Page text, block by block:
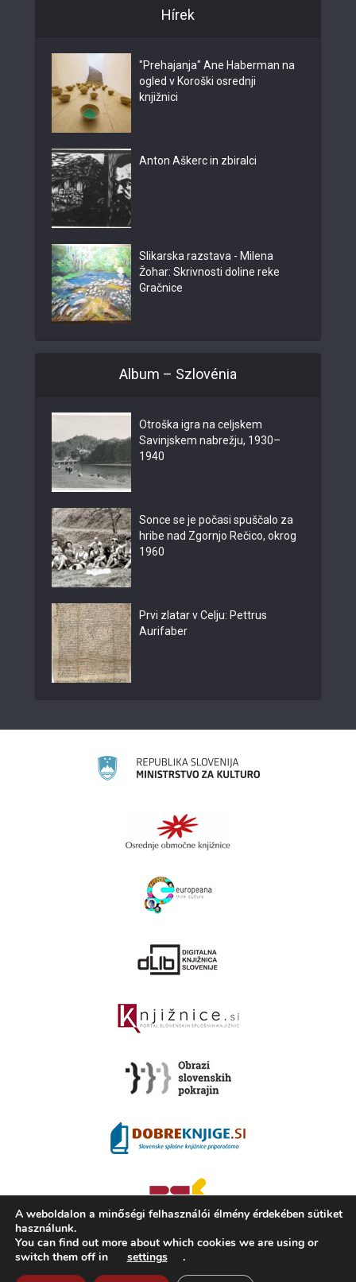
Hírek
"Prehajanja" Ane Haberman na
ogled v Koroški osrednji
knjižnici
Anton Aškerc in zbiralci
Slikarska razstava - Milena
Žohar: Skrivnosti doline reke
Gračnice
Album – Szlovénia
Otroška igra na celjskem
Savinjskem nabrežju, 1930–
1940
Sonce se je počasi spuščalo za
hribe nad Zgornjo Rečico, okrog
1960
Prvi zlatar v Celju: Pettrus
Aurifaber
2008 - 2026 ©KAMRA, Production: TrueCAD d.o.o.
A weboldalon a minőségi felhasználói élmény érdekében sütiket
használunk.
You can find out more about which cookies we are using or
switch them off in
settings .